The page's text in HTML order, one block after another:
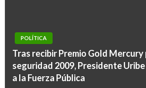
POLÍTICA
Tras recibir Premio Gold Mercury
seguridad 2009, Presidente
a la Fuerza Pública